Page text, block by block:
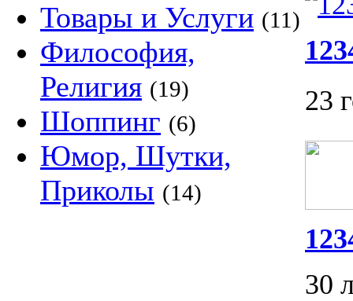
Товары и Услуги (11)
Философия,
Религия (19)
Шоппинг (6)
Юмор, Шутки,
Приколы (14)
23
30